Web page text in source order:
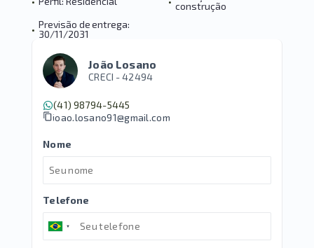
construção
• Previsão de entrega:
30/11/2031
João Losano
CRECI -42494
(41) 98794-5445
joao.losano91@gmail.com
Nome
Telefone